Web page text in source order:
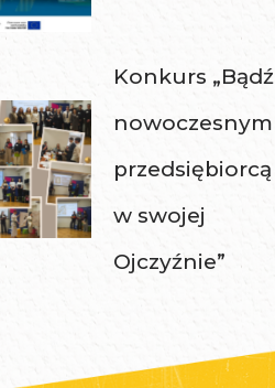
Konkurs „Bądź
nowoczesnym
przedsiębiorcą
w swojej
Ojczyźnie”